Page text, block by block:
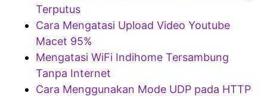
Terputus
Cara Mengatasi Upload Video Youtube
Macet 95%
Mengatasi WiFi Indihome Tersambung
Tanpa Internet
Cara Menggunakan Mode UDP pada HTTP